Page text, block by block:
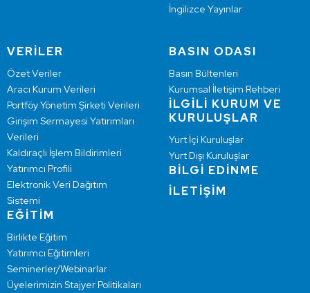
İngilizce Yayınlar
VERİLER
Özet Veriler
Aracı Kurum Verileri
Portföy Yönetim Şirketi Verileri
Girişim Sermayesi Yatırımları
Verileri
Kaldıraçlı İşlem Bildirimleri
Yatırımcı Profili
Elektronik Veri Dağıtım
Sistemi
EĞİTİM
Birlikte Eğitim
Yatırımcı Eğitimleri
Seminerler/Webinarlar
Üyelerimizin Stajyer Politikaları
BASIN ODASI
Basın Bültenleri
Kurumsal İletişim Rehberi
İLGİLİ KURUM VE
KURULUŞLAR
Yurt İçi Kuruluşlar
Yurt Dışı Kuruluşlar
BİLGİ EDİNME
İLETİŞİM